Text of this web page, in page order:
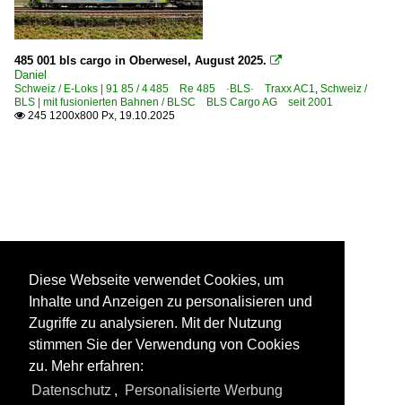
485 001 bls cargo in Oberwesel, August 2025. 
Daniel
Schweiz / E-Loks | 91 85 / 4 485 Re 485 ·BLS· Traxx AC1, Schweiz /
BLS | mit fusionierten Bahnen / BLSC BLS Cargo AG seit 2001
 245 1200x800 Px, 19.10.2025
Diese Webseite verwendet Cookies, um
Inhalte und Anzeigen zu personalisieren und
Zugriffe zu analysieren. Mit der Nutzung
stimmen Sie der Verwendung von Cookies
zu. Mehr erfahren:
Datenschutz , Personalisierte Werbung